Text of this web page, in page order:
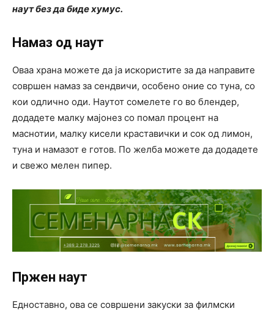
наут без да биде хумус.
Намаз од наут
Оваа храна можете да ја искористите за да направите
совршен намаз за сендвичи, особено оние со туна, со
кои одлично оди. Наутот сомелете го во блендер,
додадете малку мајонез со помал процент на
маснотии, малку кисели краставички и сок од лимон,
туна и намазот е готов. По желба можете да додадете
и свежо мелен пипер.
Пржен наут
Едноставно, ова се совршени закуски за филмски